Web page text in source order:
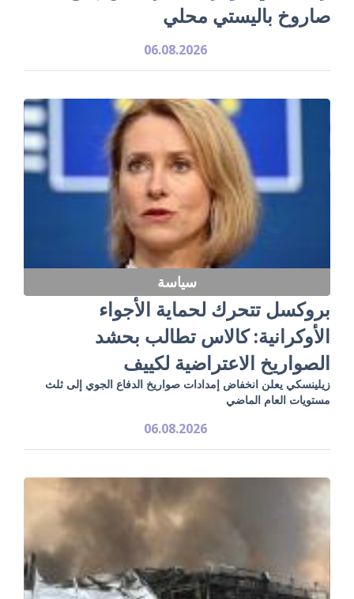
صاروخ باليستي محلي
06.08.2026
سياسة
بروكسل تتحرك لحماية الأجواء
الأوكرانية: كالاس تطالب بحشد
الصواريخ الاعتراضية لكييف
زيلينسكي يعلن انخفاض إمدادات صواريخ الدفاع الجوي إلى ثلث
مستويات العام الماضي
06.08.2026